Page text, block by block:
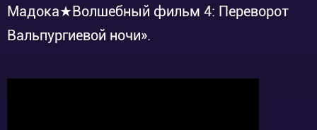
Мадока★Волшебный фильм 4: Переворот
Вальпургиевой ночи».